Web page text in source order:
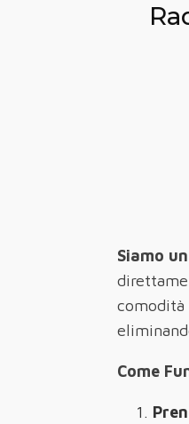
Siamo
comodità
Come